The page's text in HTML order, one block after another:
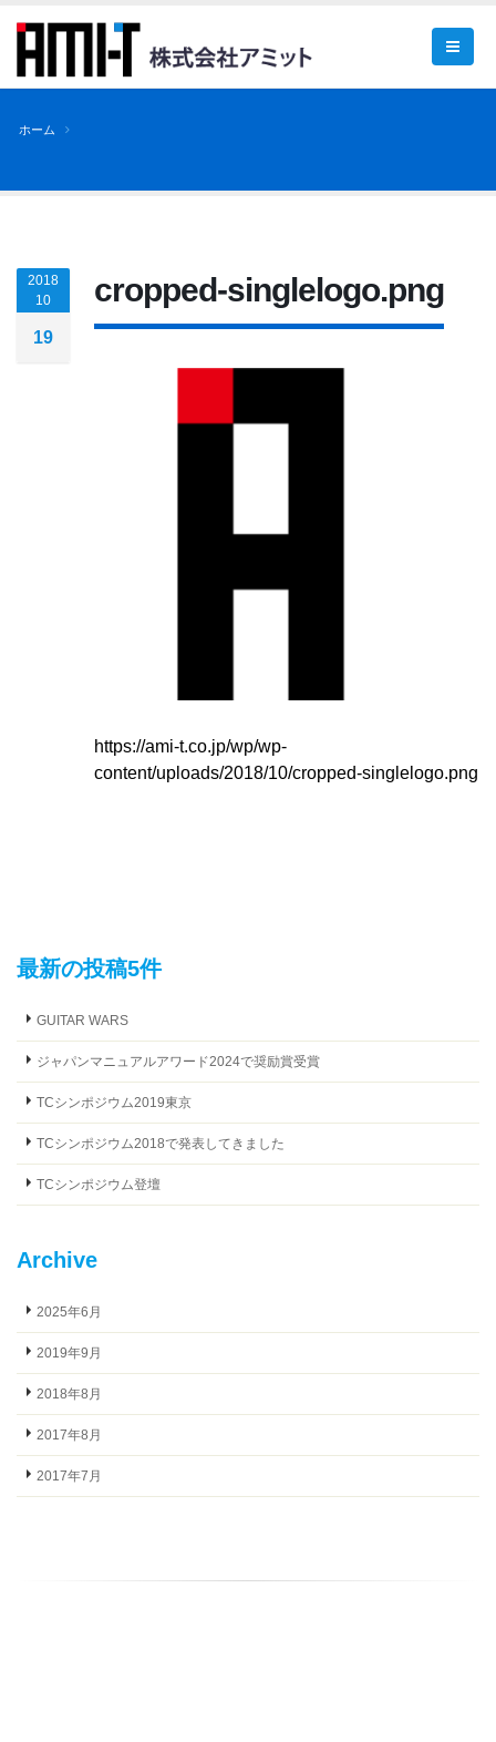
ホーム
2018
10
19
cropped-singlelogo.png
https://ami-t.co.jp/wp/wp-
content/uploads/2018/10/cropped-singlelogo.png
最新の投稿5件
GUITAR WARS
ジャパンマニュアルアワード2024で奨励賞受賞
TCシンポジウム2019東京
TCシンポジウム2018で発表してきました
TCシンポジウム登壇
Archive
2025年6月
2019年9月
2018年8月
2017年8月
2017年7月